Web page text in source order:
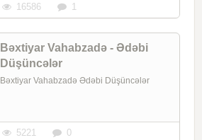
16586 1
Bəxtiyar Vahabzadə - Ədəbi
Düşüncələr
Bəxtiyar Vahabzadə Ədəbi Düşüncələr
5221 0